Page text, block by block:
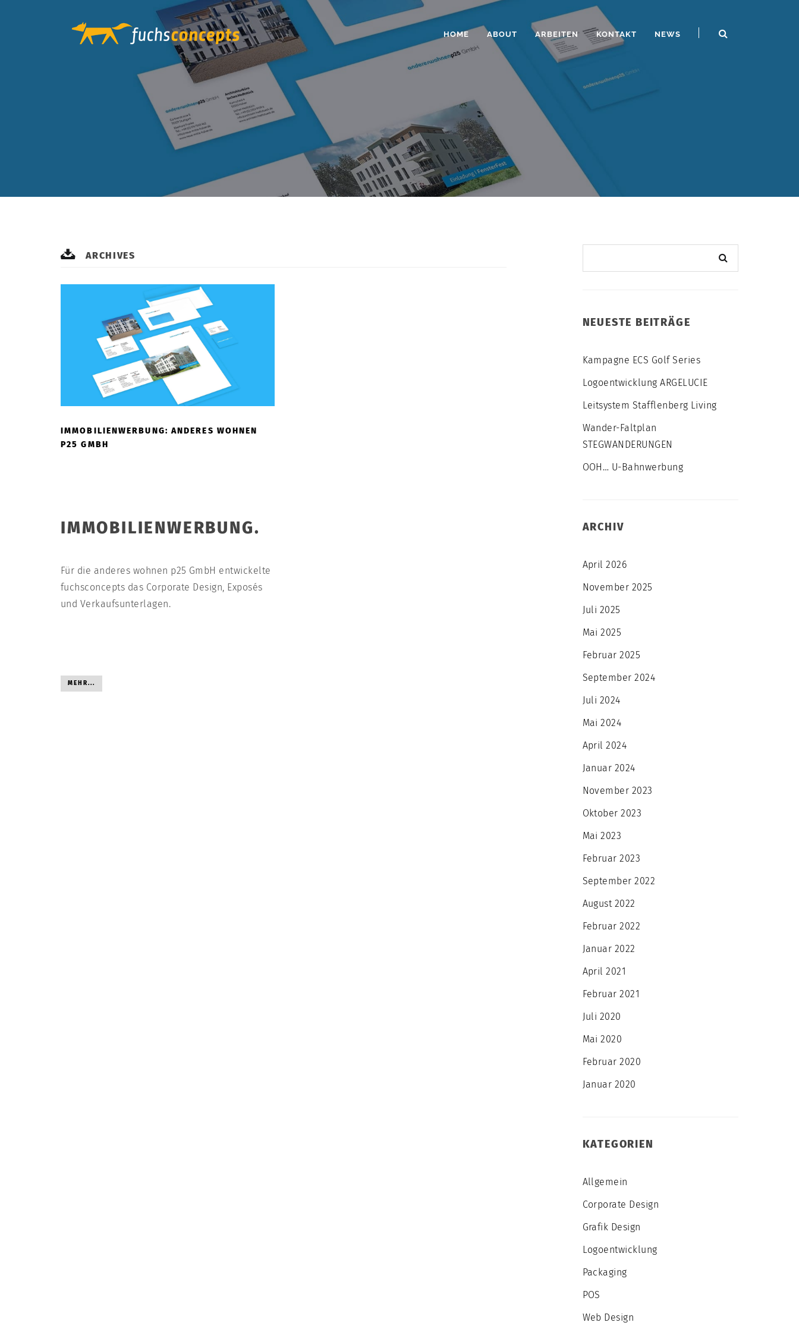
HOME ABOUT ARBEITEN KONTAKT NEWS
ARCHIVES
IMMOBILIENWERBUNG: ANDERES WOHNEN
P25 GMBH
IMMOBILIENWERBUNG.
Für die anderes wohnen p25 GmbH entwickelte
fuchsconcepts das Corporate Design, Exposés
und Verkaufsunterlagen.
MEHR...
NEUESTE BEITRÄGE
Kampagne ECS Golf Series
Logoentwicklung ARGELUCIE
Leitsystem Stafflenberg Living
Wander-Faltplan
STEGWANDERUNGEN
OOH… U-Bahnwerbung
ARCHIV
April 2026
November 2025
Juli 2025
Mai 2025
Februar 2025
September 2024
Juli 2024
Mai 2024
April 2024
Januar 2024
November 2023
Oktober 2023
Mai 2023
Februar 2023
September 2022
August 2022
Februar 2022
Januar 2022
April 2021
Februar 2021
Juli 2020
Mai 2020
Februar 2020
Januar 2020
KATEGORIEN
Allgemein
Corporate Design
Grafik Design
Logoentwicklung
Packaging
POS
Web Design